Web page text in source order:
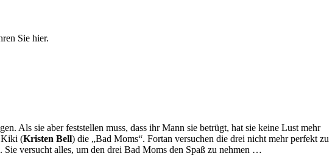
Sie hier.
Als sie aber feststellen muss, dass ihr Mann sie betrügt, hat sie keine Lust mehr
Kiki (Kristen Bell) die „Bad Moms“. Fortan versuchen die drei nicht mehr perfekt zu
Sie versucht alles, um den drei Bad Moms den Spaß zu nehmen …